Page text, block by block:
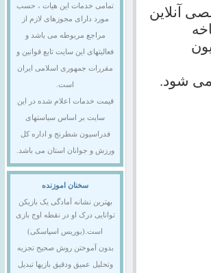
آنلاین
می شود.
تمامی خدمات این هیات ، حسب
مورد دارای مجوزهای لازم از
مراجع مربوطه می باشد و
فعالیتهای این سایت تابع قوانین و
مقررات جمهوری اسلامی ایران
است.
قیمت خدمات اعلام شده در این
سایت بر اساس سیاستهای
فدراسیون شطرنج و اداره کل
ورزش و جوانان استان می باشد.
سخنان اموزنده
بهترین نشانه آمادگی یک بازیکن
توانایی درک او در نقطه اوج بازی
است.(بوریس اسپاسکی)
بدون آموختن روش صحیح تجزیه
وتحلیل عمیق ودقیق بازیها تبدیل